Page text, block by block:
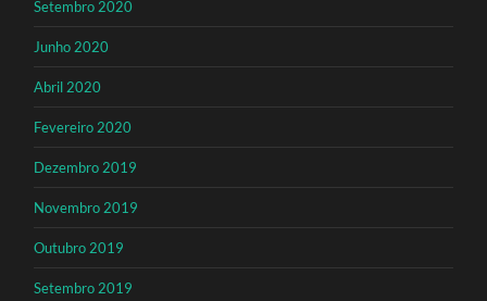
Setembro 2020
Junho 2020
Abril 2020
Fevereiro 2020
Dezembro 2019
Novembro 2019
Outubro 2019
Setembro 2019